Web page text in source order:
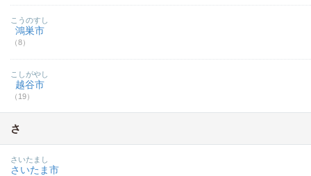
鴻巣市
（8）
こうのすし
越谷市
（19）
こしがやし
さ
さいたま市
さいたまし